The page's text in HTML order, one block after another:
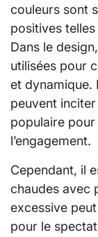
couleurs sont
positives telles
Dans le
utilisées pour
et dynamique.
peuvent
populaire
l’engagement.
Cependant, il
chaudes avec
excessive
pour le